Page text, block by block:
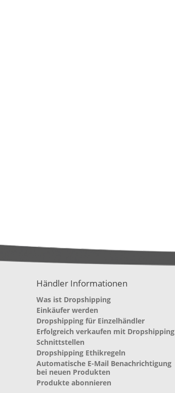
Händler Informationen
Was ist Dropshipping
Einkäufer werden
Dropshipping für Einzelhändler
Erfolgreich verkaufen mit Dropshipping
Schnittstellen
Dropshipping Ethikregeln
Automatische E-Mail Benachrichtigung
bei neuen Produkten
Produkte abonnieren